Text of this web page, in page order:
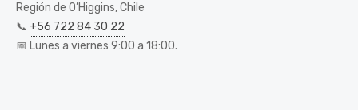
Región de O’Higgins, Chile
📞 +56 722 84 30 22
📅 Lunes a viernes 9:00 a 18:00.